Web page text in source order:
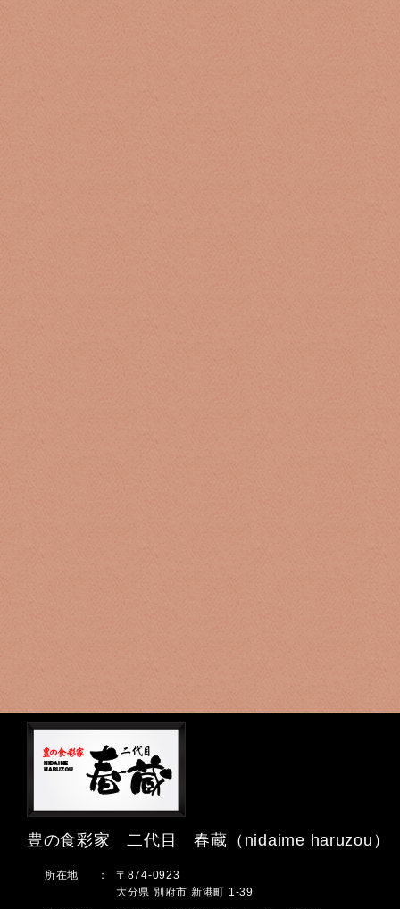
豊の食彩家 二代目 春蔵（nidaime haruzou）
所在地 ：
〒874-0923
大分県 別府市 新港町 1-39